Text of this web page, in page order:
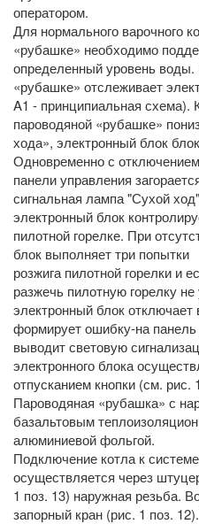
оператором.
Для нормального варочного
«рубашке» необходимо
определенный уровень
«рубашке» отслеживает
A1 - принципиальная схема).
пароводяной «рубашке»
хода», электронный блок
Одновременно с
панели управления
сигнальная лампа "Сухой
электронный блок
пилотной горелке. При
блок выполняет три попытки
розжига пилотной горелки и
разжечь пилотную горелку не
электронный блок
формирует ошибку-на панель
выводит световую
электронного блока
отпусканием кнопки (см. рис.
Пароводяная «рубашка» с
базальтовым
алюминиевой фольгой.
Подключение котла к
осуществляется через
1 поз. 13) наружная резьба.
запорный кран (рис. 1 поз. 12).